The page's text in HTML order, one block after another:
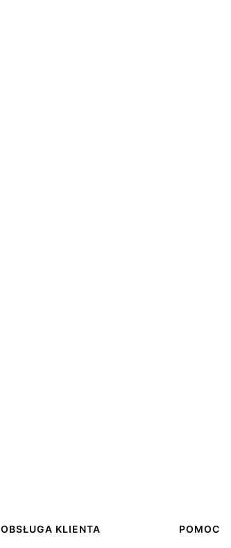
OBSŁUGA KLIENTA
POMOC